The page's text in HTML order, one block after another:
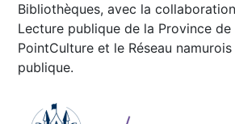
Bibliothèques, avec la
Lecture publique de la Province de
PointCulture et le Réseau
publique.